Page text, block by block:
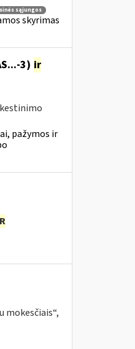
sąjungos
skyrimas
3) ir
pažymos ir
mokesčiais“,